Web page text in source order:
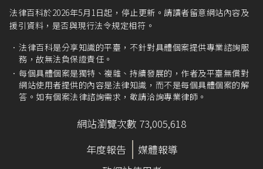
法律百科於2026年5月1日起，停止更新。請讀者留意網站內容及
援引資料，是否與現行法令規定相符。
法律百科是分享知識的平臺，不針對具體個案提供專業諮詢服
務，故無法負保證責任。
每個具體個案是獨特、複雜、持續發展的，作者及平臺無償對
網站使用者提供的內容是法律知識，而不是每個具體個案的解
答。如有個案法律諮詢需求，敬請洽詢專業律師。
網站瀏覽次數 73,005,618
年度報告
媒體報導